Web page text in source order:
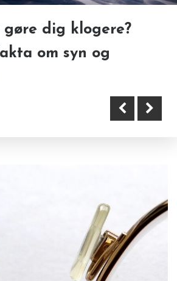
passage til
Tilbygning med
eller opgrader din
nemt og
dig klogere?
om syn og